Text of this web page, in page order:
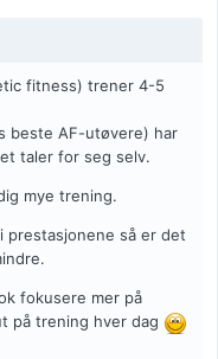
fitness) trener 4-5
beste AF-utøvere) har
taler for seg selv.
mye trening.
prestasjonene så er det
fokusere mer på
på trening hver dag